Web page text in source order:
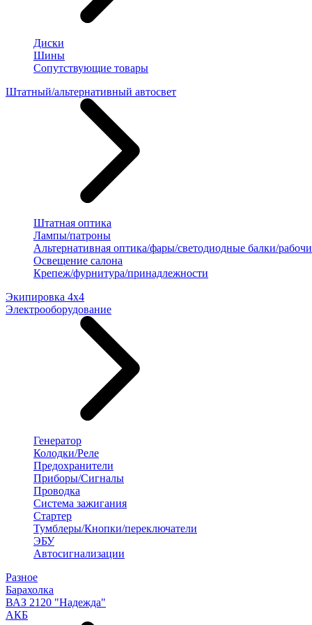
Диски
Шины
Сопутствующие товары
Штатный/альтернативный автосвет
Штатная оптика
Лампы/патроны
Альтернативная оптика/фары/светодиодные балки/
Освещение салона
Крепеж/фурнитура/принадлежности
Экипировка 4х4
Электрооборудование
Генератор
Колодки/Реле
Предохранители
Приборы/Сигналы
Проводка
Система зажигания
Стартер
Тумблеры/Кнопки/переключатели
ЭБУ
Автосигнализации
Разное
Барахолка
ВАЗ 2120 "Надежда"
АКБ